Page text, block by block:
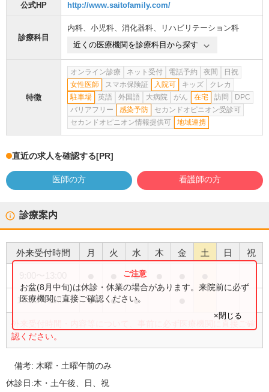
公式HP http://www.saitofamily.com/
診療科目
内科、 小児科、 消化器科、
リハビリテーション科
近くの医療機関を診療科目から探す
特徴
オンライン診療 ネット受付 電話予約 夜間
日祝
女性医師
スマホ保険証 入院可 キッズ
クレカ
駐車場
英語 外国語 大病院 がん 在宅 訪問
DPC
バリアフリー
感染予防
セカンドオピニオン受診可
セカンドオピニオン情報提供可
地域連携
直近の求人を確認する[PR]
医師の方 看護師の方
診療案内
外来受付時間 月 火 水 木 金 土 日 祝
●
16:00〜19:00 ● ● ●
外来受付時間・内容等について、事前に必ず医療機関に直接ご確
認ください。
お盆(8月中旬)は休診・休業の場合があります。来院前に必ず
医療機関に直接ご確認ください。
×閉じる
備考: 木曜・土曜午前のみ
休診日:木・土午後、日、祝